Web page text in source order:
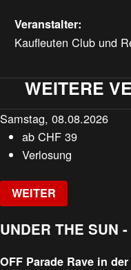
Veranstalter:
Kaufleuten Club und
WEITERE
Samstag, 08.08.2026
abCHF 39
Verlosung
WEITER
UNDER THE SUN
OFF Parade Rave in